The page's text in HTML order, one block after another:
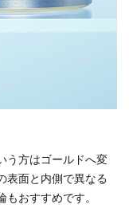
う方はゴールドへ変
表面と内側で異なる
おすすめです。